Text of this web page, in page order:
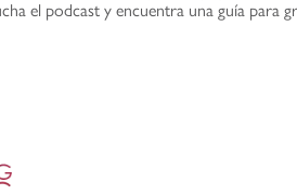
el podcast y encuentra una guía para